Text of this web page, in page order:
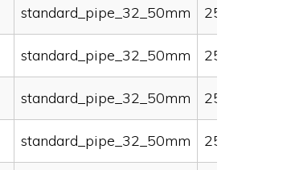
standard_pipe_32_50mm 25000
standard_pipe_32_50mm 25000
standard_pipe_32_50mm 25000
standard_pipe_32_50mm 25000